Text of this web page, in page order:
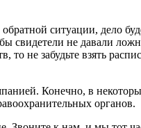
ситуации, дело
свидетели не давали
не забудьте взять
Конечно, в
органов.